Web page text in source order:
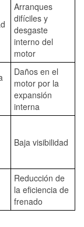
Arranques
difíciles y
desgaste
interno del
motor
Daños en el
motor por la
expansión
interna
Baja visibilidad
Reducción de
la eficiencia de
frenado